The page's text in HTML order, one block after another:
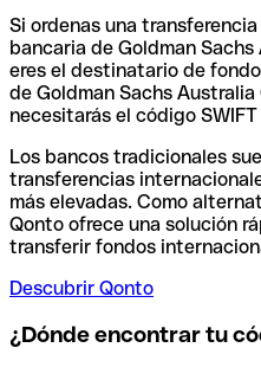
Si ordenas una
bancaria de Goldman
eres el destinatario de
de Goldman Sachs
necesitarás el código
Los bancos tradicionales
transferencias
más elevadas. Como
Qonto ofrece una solución
transferir fondos
Descubrir Qonto
¿Dónde encontrar tu